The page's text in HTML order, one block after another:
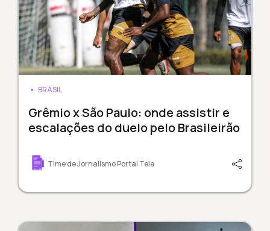
BRASIL
Grêmio x São Paulo: onde assistir e
escalações do duelo pelo Brasileirão
Time de Jornalismo Portal Tela